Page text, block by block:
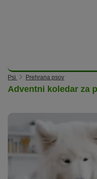
Psi Prehrana psov
Adventni koledar za